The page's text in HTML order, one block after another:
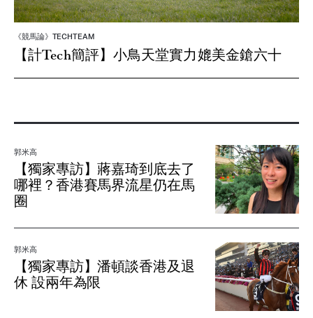
《競馬論》TECHTEAM
【計Tech簡評】小鳥天堂實力媲美金鎗六十
郭米高
【獨家專訪】蔣嘉琦到底去了
哪裡？香港賽馬界流星仍在馬
圈
郭米高
【獨家專訪】潘頓談香港及退
休 設兩年為限